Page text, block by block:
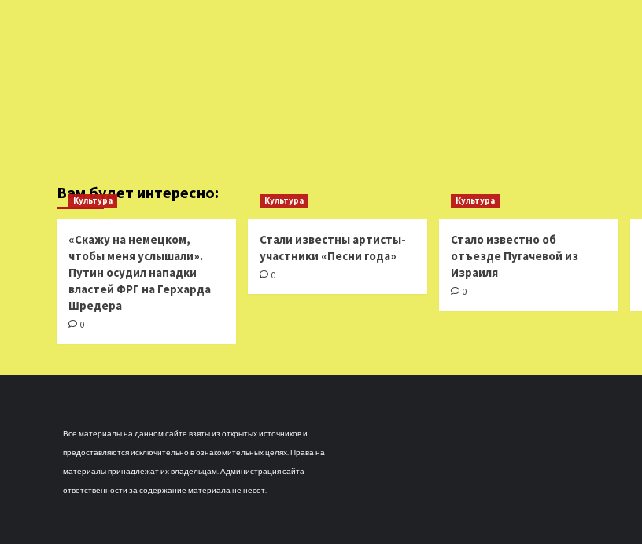
Вам будет интересно:
Культура
«Скажу на немецком,
чтобы меня услышали».
Путин осудил нападки
властей ФРГ на Герхарда
Шредера
0
Культура
Стали известны артисты-
участники «Песни года»
0
Культура
Стало известно об
отъезде Пугачевой из
Израиля
0
Все материалы на данном сайте взяты из открытых источников и
предоставляются исключительно в ознакомительных целях. Права на
материалы принадлежат их владельцам. Администрация сайта
ответственности за содержание материала не несет.